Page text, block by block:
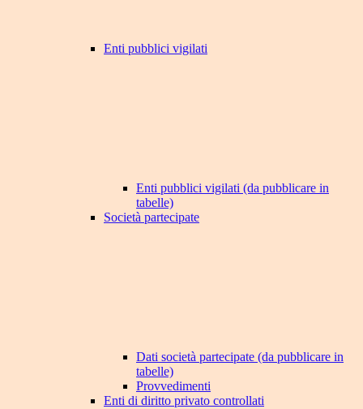
Enti pubblici vigilati
Enti pubblici vigilati (da pubblicare in
tabelle)
Società partecipate
Dati società partecipate (da pubblicare in
tabelle)
Provvedimenti
Enti di diritto privato controllati